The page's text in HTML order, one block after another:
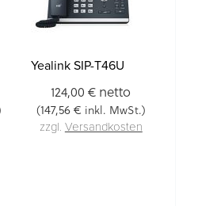
Yealink SIP-T46U
124,00 € netto
(147,56 € inkl. MwSt.)
zzgl. Versandkosten